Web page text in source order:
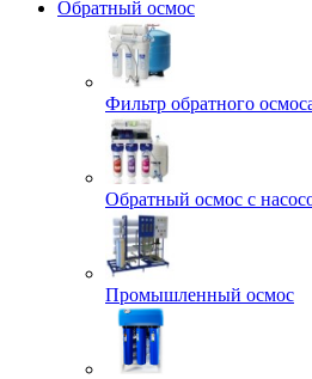
Обратный осмос
Фильтр обратного
Обратный осмос с
Промышленный осмос